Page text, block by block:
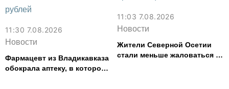
11:30 7.08.2026
Новости
Фармацевт из Владикавказа
обокрала аптеку, в которой
11:03 7.08.2026
Новости
Жители Северной Осетии
стали меньше жаловаться на